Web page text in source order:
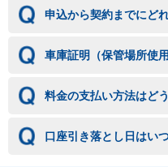
申込から契約までにど
車庫証明（保管場所使
料金の支払い方法はど
口座引き落とし日はい